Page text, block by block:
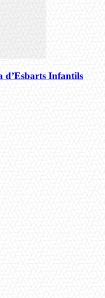
d’Esbarts Infantils